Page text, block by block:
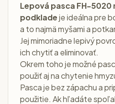
Lepová pasca FH-
podkladeje ideálna pre
a to najmä myšami a
Jej mimoriadne lepivý
ich chytiť a eliminovať.
Okrem toho je možné
použiť aj na chytenie
Pasca je bez zápachu a
použitie. Ak hľadáte